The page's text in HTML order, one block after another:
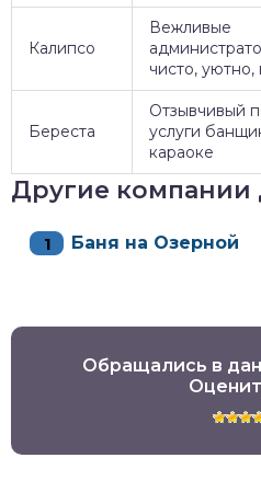
Калипсо
Вежливые
чисто, уютно,
Береста
Отзывчивый
услуги
караоке
Другие компании
Баня на Озерной
Обращались в